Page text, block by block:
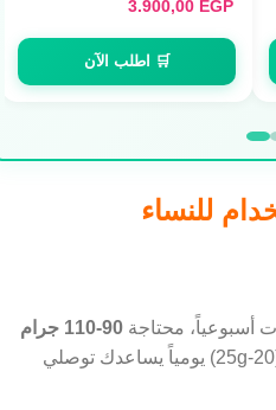
كجم
4.290,00
EGP
EGP
للنساء